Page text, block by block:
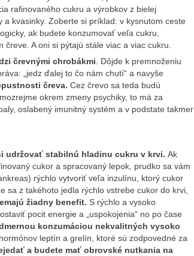
rafinovaného cukru a výrobkov z bielej
kvasinky. Zoberte si príklad: v kysnutom ceste
ak budete konzumovať veľa cukru,
A oni si pýtajú stále viac a viac cukru.
črevnými chrobákmi. Dôjde k premnoženiu
„jedz ďalej to čo nám chutí“ a navyše
čreva. Cez črevo sa teda budú
okrem zmeny psychiky, to má za
oslabený imunitný systém a v podstate takmer
udržovať stabilnú hladinu cukru v krvi. Ak
cukor a spracovaný lepok, prudko sa vám
rýchlo vytvoriť veľa inzulínu, ktorý cukor
sa z takéhoto jedla rýchlo vstrebe cukor do krvi,
žiadny benefit. S rýchlo a vysoko
pocit energie a „uspokojenia“ no po čase
konzumáciou nekvalitných vysoko
leptín a grelín, ktoré sú zodpovedné za
a budete mať obrovské nutkania na